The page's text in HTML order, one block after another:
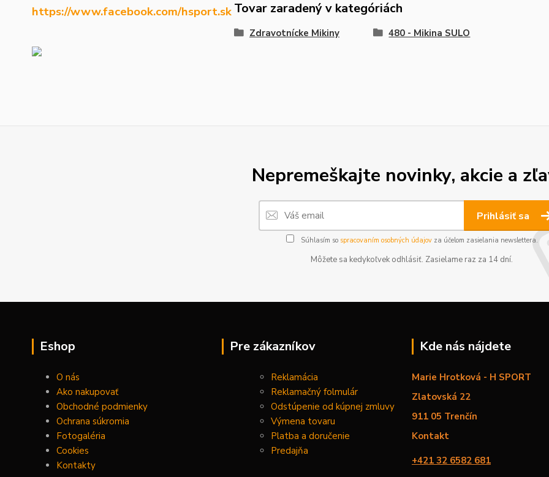
https://www.facebook.com/hsport.skTovar zaradený v kategóriách
Zdravotnícke Mikiny 480 - Mikina SULO
Nepremeškajte novinky, akcie a
Prihlásiť sa
Súhlasím so spracovaním osobných údajovza účelom zasielania newslettera.
Môžete sa kedykoľvek odhlásiť. Zasielame raz za 14 dní.
Eshop
O nás
Ako nakupovať
Obchodné podmienky
Ochrana súkromia
Fotogaléria
Cookies
Kontakty
Pre zákazníkov
Reklamácia
Reklamačný folmulár
Odstúpenie od kúpnej zmluvy
Výmena tovaru
Platba a doručenie
Predajňa
Kde nás nájdete
Marie Hrotková - H SPORT
Zlatovská 22
911 05 Trenčín
Kontakt
+421 32 6582 681